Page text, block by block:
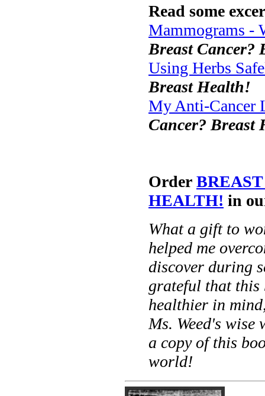
Read some
Mammograms -
Breast Cancer?
Using Herbs
Breast Health!
My Anti-Cancer
Cancer? Breast
Order
HEALTH! in
What a gift to
helped me
discover during
grateful that this
healthier in
Ms. Weed's
a copy of this
world!